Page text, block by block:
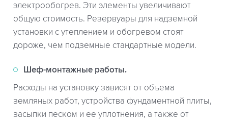
электрообогрев. Эти элементы увеличивают
общую стоимость. Резервуары для надземной
установки с утеплением и обогревом стоят
дороже, чем подземные стандартные модели.
Шеф-монтажные работы.
Расходы на установку зависят от объема
земляных работ, устройства фундаментной плиты,
засыпки песком и ее уплотнения, а также от